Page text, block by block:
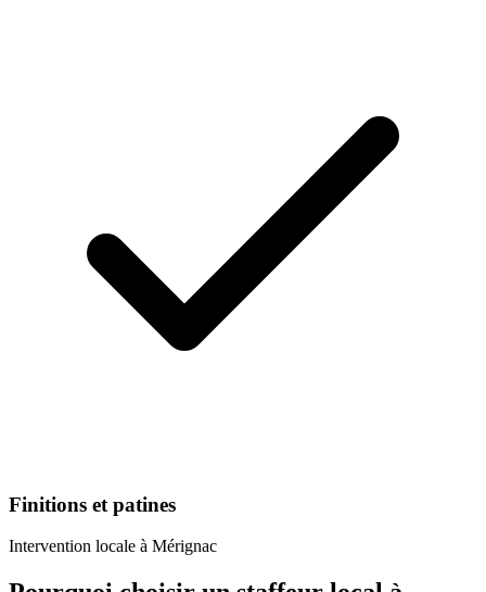
Finitions et patines
Intervention locale à Mérignac